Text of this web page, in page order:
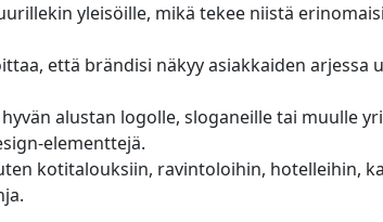
yleisöille, mikä tekee niistä
että brändisi näkyy asiakkaiden arjessa
alustan logolle, sloganeille tai muulle
elementtejä.
kotitalouksiin, ravintoloihin, hotelleihin,